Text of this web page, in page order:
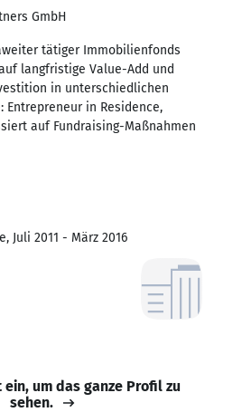
GmbH
tätiger Immobilienfonds
langfristige Value-Add und
in unterschiedlichen
Entrepreneur in Residence,
auf Fundraising-Maßnahmen
Juli 2011 - März 2016
ein, um das ganze Profil zu
sehen.